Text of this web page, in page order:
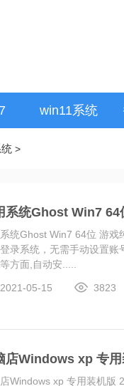
win11系统
>
系统Ghost Win7 64
统Ghost Win7 64位 游
录系统，无需手动设置
方面,自动安.....
2021-05-15 3823
店Windows xp 专
Windows xp 专用装机版